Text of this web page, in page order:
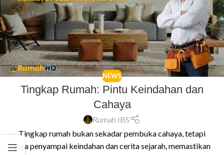
NEWS
Tingkap Rumah: Pintu Keindahan dan
Cahaya
Rumah IBS
Tingkap rumah bukan sekadar pembuka cahaya, tetapi
juga penyampai keindahan dan cerita sejarah, memastikan